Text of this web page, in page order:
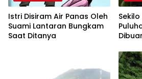
Istri Disiram Air Panas Oleh
Suami Lantaran Bungkam
Saat Ditanya